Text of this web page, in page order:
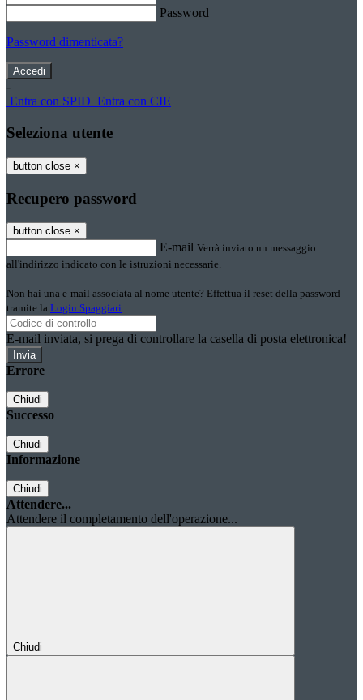
Password
Password dimenticata?
-
Entra con SPID Entra con CIE
Seleziona utente
button close ×
Recupero password
button close ×
E-mail Verrà inviato un messaggio
all'indirizzo indicato con le istruzioni necessarie.
Non hai una e-mail associata al nome utente? Effettua il reset della password
tramite la Login Spaggiari
E-mail inviata, si prega di controllare la casella di posta elettronica!
Errore
Chiudi
Successo
Chiudi
Informazione
Chiudi
Attendere...
Attendere il completamento dell'operazione...
Chiudi